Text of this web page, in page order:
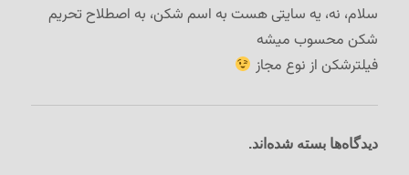
سلام، نه، یه سایتی هست به اسم شکن، به اصطلاح تحریم
شکن محسوب میشه
فیلترشکن از نوع مجاز
دیدگاه‌ها بسته شده‌اند.